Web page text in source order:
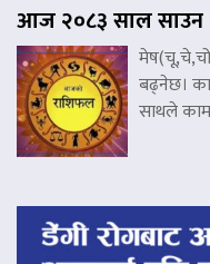
आज २०८३ साल साउन
बढ्नेछ।
साथले